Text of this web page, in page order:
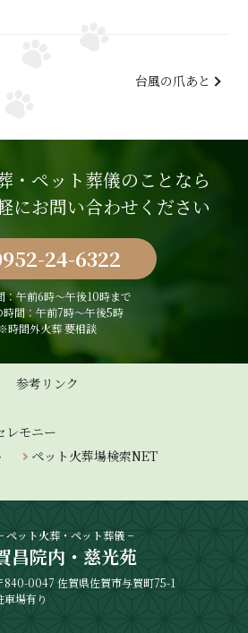
台風の爪あと
・ペット葬儀のことなら
にお問い合わせください
24-6322
：午前6時〜午後10時まで
時間：午前7時～午後5時
時間外火葬 要相談
参考リンク
レモニー
ペット火葬場検索NET
ペット火葬・ペット葬儀 −
昌院内・慈光苑
840-0047 佐賀県佐賀市与賀町75-1
車場有り